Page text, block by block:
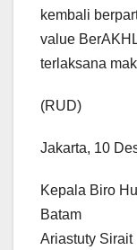
kembali
value
terlaksana
(RUD)
Jakarta, 10
Kepala Biro
Batam
Ariastuty Sirait